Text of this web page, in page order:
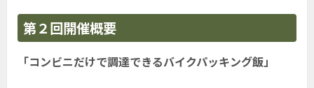
第２回開催概要
「コンビニだけで調達できるバイクパッキング飯」